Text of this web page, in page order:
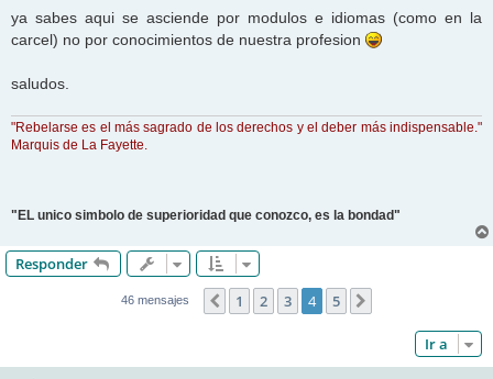
e
ya sabes aqui se asciende por modulos e idiomas (como en la
carcel) no por conocimientos de nuestra profesion
saludos.
"Rebelarse es el más sagrado de los derechos y el deber más indispensable."
Marquis de La Fayette.
"EL unico simbolo de superioridad que conozco, es la bondad"
Responder
46 mensajes Anterior
1 2 3 4 5
Ir a